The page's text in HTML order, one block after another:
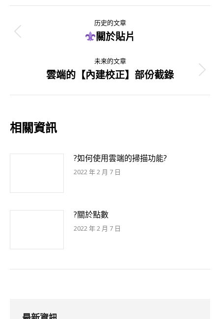
章
航
历史的文章
历
的
文
章：
關於貼片
未来的文章
未
雲端的【內建校正】部份截錄
相關資訊
?如何使用雲端的掃描功能?
2022 年 2 月 7 日
?關於點數
2022 年 2 月 7 日